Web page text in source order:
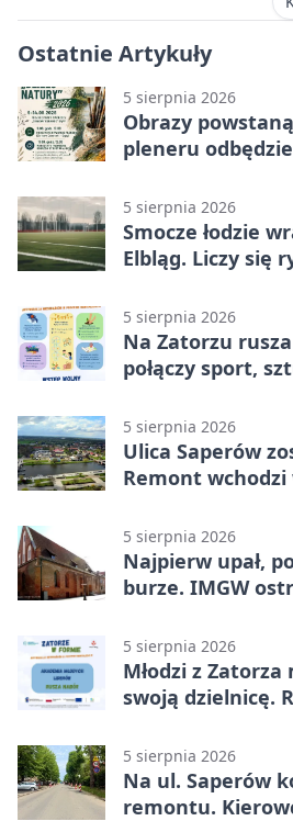
Ostatnie Artykuły
5 sierpnia 2026
Obrazy
pleneru
5 sierpnia 2026
Smocze łodzie
Elbląg. Liczy się
5 sierpnia 2026
Na Zatorzu
połączy sport,
5 sierpnia 2026
Ulica Saperów
Remont wchodzi
5 sierpnia 2026
Najpierw upał,
burze. IMGW
5 sierpnia 2026
Młodzi z
swoją dzielnicę.
5 sierpnia 2026
Na ul. Saperów
remontu.